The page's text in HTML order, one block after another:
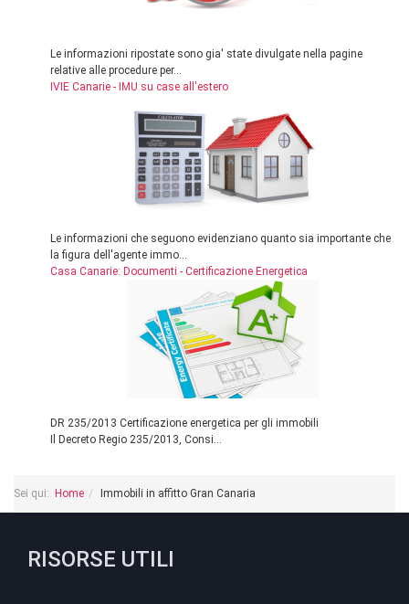
Le informazioni ripostate sono gia' state divulgate nella pagine
relative alle procedure per...
IVIE Canarie - IMU su case all'estero
Le informazioni che seguono evidenziano quanto sia importante che
la figura dell'agente immo...
Casa Canarie: Documenti - Certificazione Energetica
DR 235/2013 Certificazione energetica per gli immobili
Il Decreto Regio 235/2013, Consi...
Sei qui: Home Immobili in affitto Gran Canaria
RISORSE UTILI